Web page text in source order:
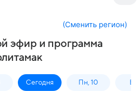
(Сменить регион)
эфир и программа
Сегодня Пн, 10